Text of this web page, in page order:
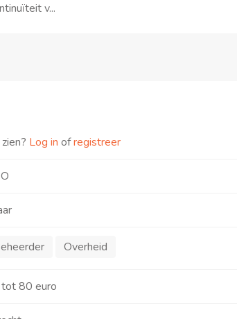
v...
Log in ofregistreer
Overheid
80 euro